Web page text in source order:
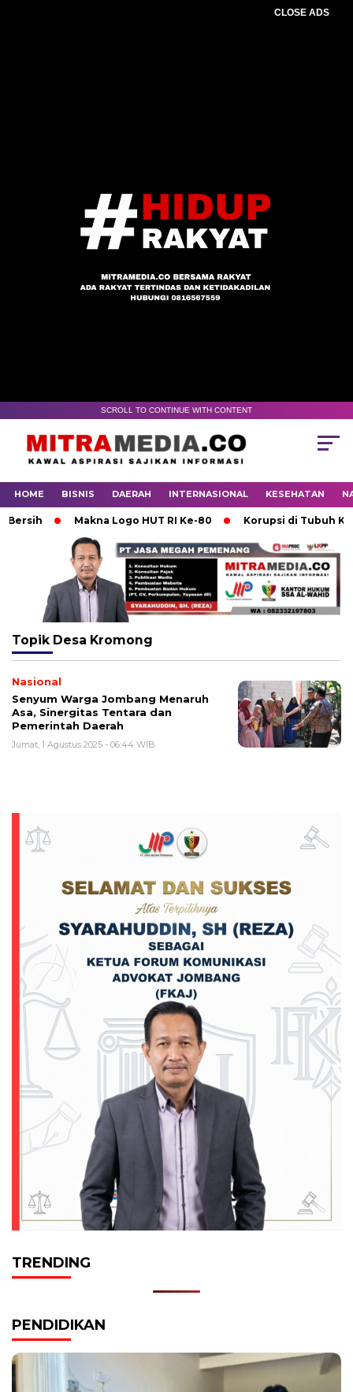
CLOSE ADS
SCROLL TO CONTINUE WITH CONTENT
HOME BISNIS DAERAH INTERNASIONAL KESEHATAN
Makna Logo HUT RI Ke-80 Korupsi di Tubuh KONI
Topik Desa Kromong
Nasional
Senyum Warga Jombang Menaruh
Asa, Sinergitas Tentara dan
Pemerintah Daerah
Jumat, 1 Agustus 2025 - 06:44 WIB
TRENDING
PENDIDIKAN